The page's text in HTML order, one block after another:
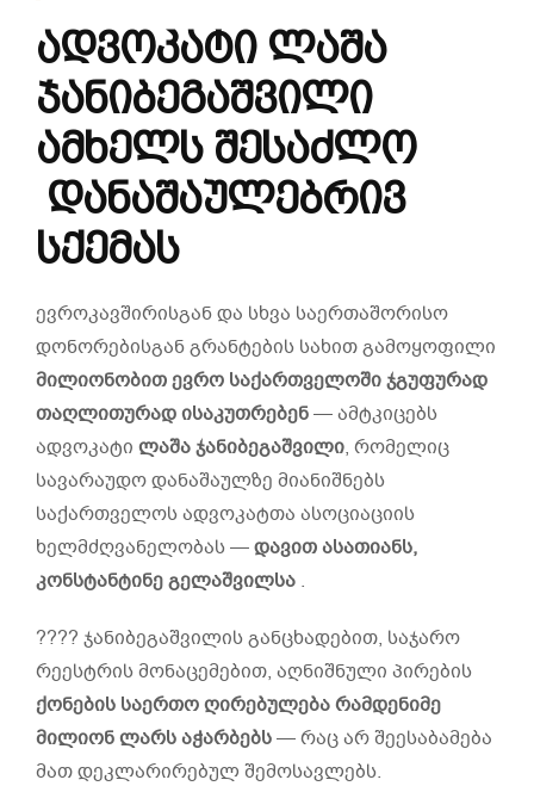
ადვოკატი ლაშა
ჯანიბეგაშვილი
ამხელსშესაძლო
დანაშაულებრივ
სქემას
ევროკავშირისგან და სხვა საერთაშორისო
დონორებისგან გრანტების სახით გამოყოფილი
მილიონობითევრო საქართველოშიჯგუფურად
თაღლითურადისაკუთრებენ— ამტკიცებს
ადვოკატი ლაშაჯანიბეგაშვილი, რომელიც
სავარაუდო დანაშაულზე მიანიშნებს
საქართველოს ადვოკატთა ასოციაციის
ხელმძღვანელობას —დავითასათიანს,
კონსტანტინეგელაშვილსა .
???? ჯანიბეგაშვილის განცხადებით, საჯარო
რეესტრის მონაცემებით, აღნიშნული პირების
ქონების საერთოღირებულებარამდენიმე
მილიონლარსაჭარბებს— რაც არ შეესაბამება
მათ დეკლარირებულ შემოსავლებს.